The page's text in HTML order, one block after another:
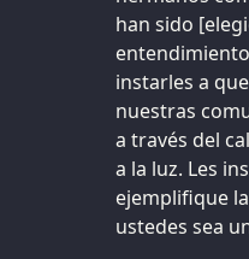
han sido
instarles a
nuestras
a través del
a la luz. Les
ejemplifique
ustedes sea